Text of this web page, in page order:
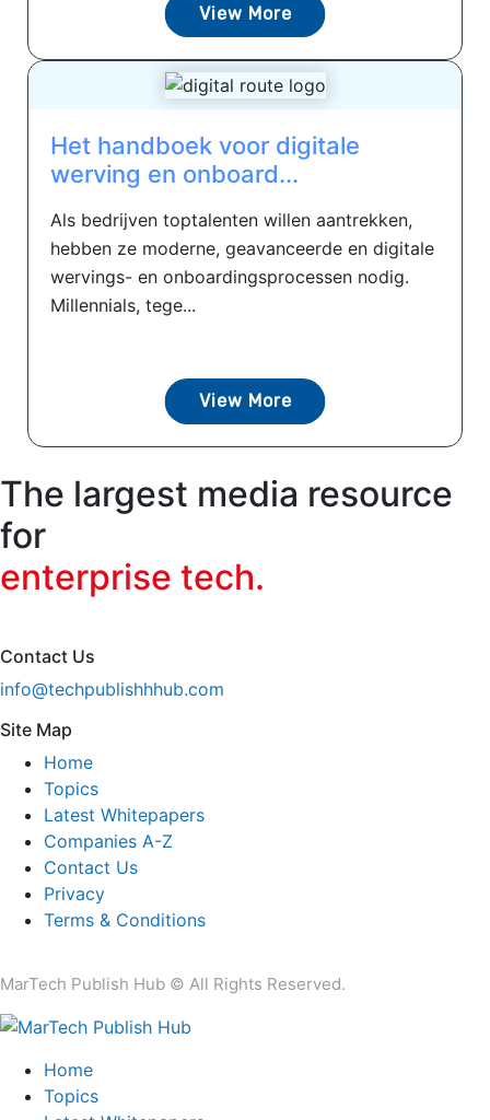
View More
Het handboek voor digitale
werving en onboard...
Als bedrijven toptalenten willen aantrekken,
hebben ze moderne, geavanceerde en digitale
wervings- en onboardingsprocessen nodig.
Millennials, tege...
View More
The largest media resource
for
enterprise tech.
Contact Us
info@techpublishhhub.com
Site Map
Home
Topics
Latest Whitepapers
Companies A-Z
Contact Us
Privacy
Terms & Conditions
MarTech Publish Hub © All Rights Reserved.
Home
Topics